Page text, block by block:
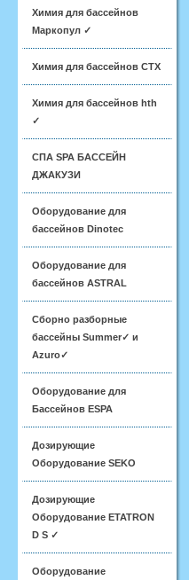
Химия для бассейнов
Маркопул ✓
Химия для бассейнов CTX
Химия для бассейнов hth
✓
СПА SPA БАССЕЙН
ДЖАКУЗИ
Оборудование для
бассейнов Dinotec
Оборудование для
бассейнов ASTRAL
Сборно разборные
бассейны Summer✓ и
Azuro✓
Оборудование для
Бассейнов ESPA
Дозирующие
Оборудование SEKO
Дозирующие
Оборудование ETATRON
D S ✓
Оборудование